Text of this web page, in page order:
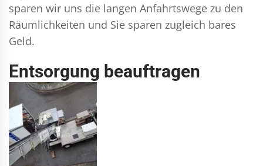
sparen wir uns die langen Anfahrtswege zu den
Räumlichkeiten und Sie sparen zugleich bares
Geld.
Entsorgung beauftragen